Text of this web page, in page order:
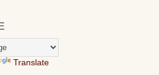
Translate